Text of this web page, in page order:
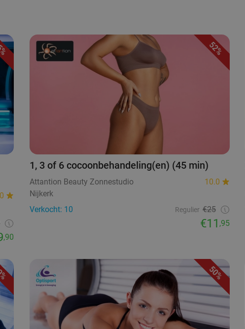
,90
52%
1, 3 of 6 cocoonbehandeling(en) (45 min)
Attantion Beauty Zonnestudio
10.0
Nijkerk
Verkocht: 10
Regulier €25
€11 ,95
50%